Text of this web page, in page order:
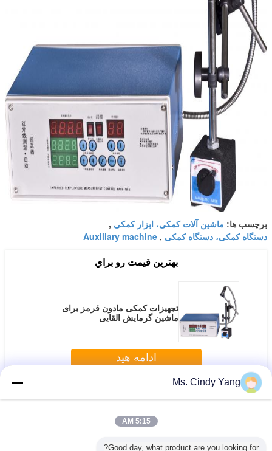
برچسب ها: ماشین آلات کمکی، ابزار کمکی ,
دستگاه کمکی، دستگاه کمکی ,
Auxiliary machine
بهترين قيمت رو براي
تجهیزات کمکی مادون قرمز برای
ماشین گرمایش القایی
ادامه هید
بیشتجهیزات کمکی
Ms. Cindy Yang
5:15 AM
Good day, what product are you looking for?